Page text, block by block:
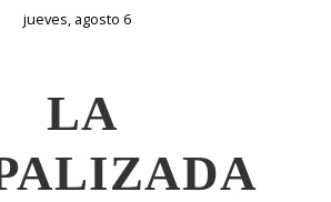
jueves, agosto 6
LA